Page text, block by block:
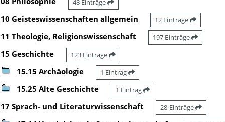
48 Einträge
10 Geisteswissenschaften allgemein 12 Einträge
11 Theologie, Religionswissenschaft 197 Einträge
15 Geschichte 123 Einträge
15.15 Archäologie 1 Eintrag
15.25 Alte Geschichte 1 Eintrag
17 Sprach- und Literaturwissenschaft 28 Einträge